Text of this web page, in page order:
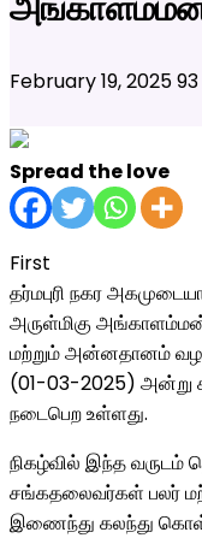
February 19, 202593
Spread the love
First
தர்மபுரி நகர
அருள்மிகு
மற்றும் அன்னதானம்
(01-03-2025) அன்று
நடைபெற உள்ளது.
நிகழ்வில் இந்த வருடம்
சங்கதலைவர்கள் பலர்
இணைந்து கலந்து